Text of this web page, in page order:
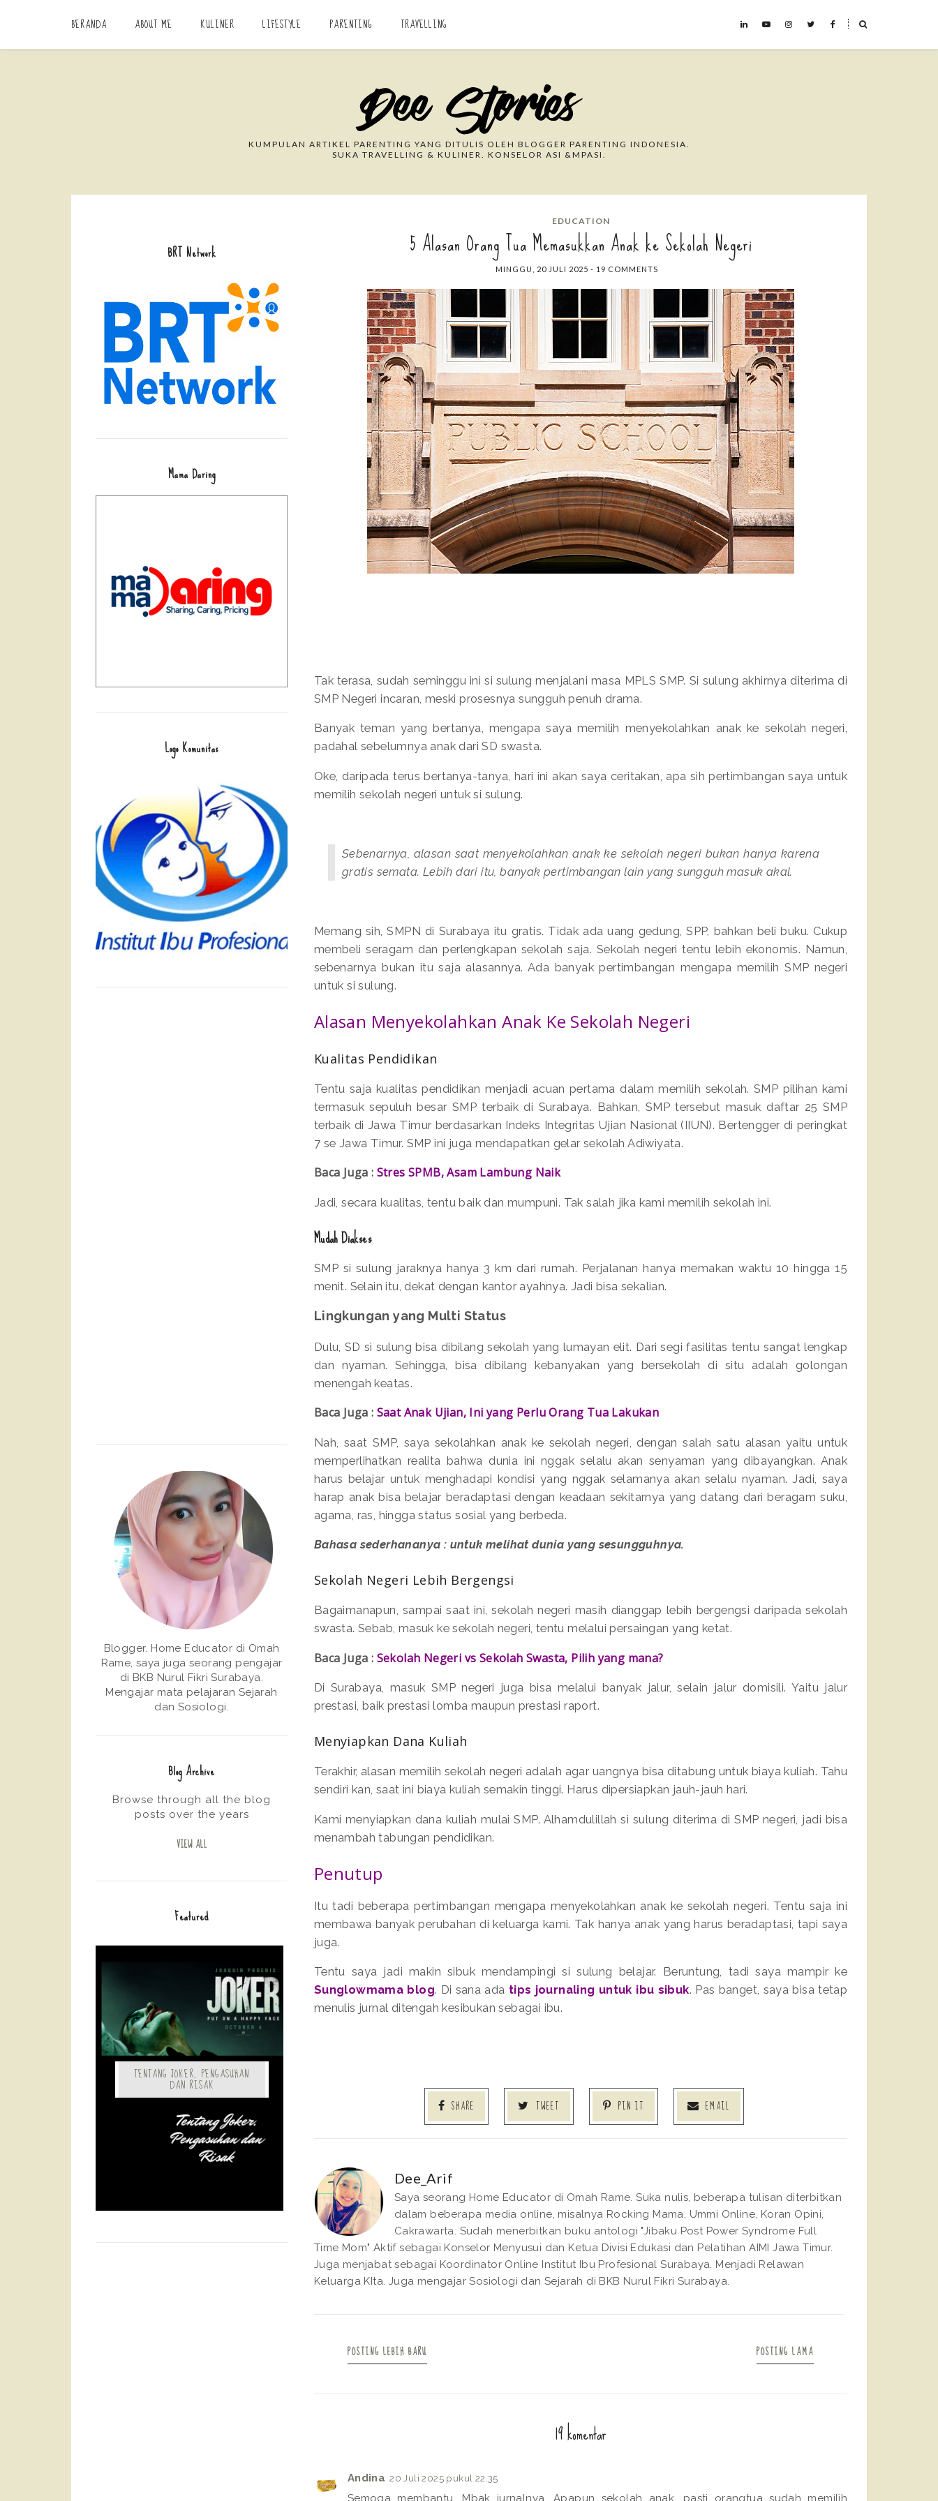
BERANDA ABOUT ME KULINER LIFESTYLE PARENTING TRAVELLING ˟
Search This Blog
KUMPULAN ARTIKEL PARENTING YANG DITULIS OLEH BLOGGER PARENTING INDONESIA.
SUKA TRAVELLING & KULINER. KONSELOR ASI &MPASI.
EDUCATION
5 Alasan Orang Tua Memasukkan Anak ke Sekolah Negeri
MINGGU, 20 JULI 2025 - 19 COMMENTS
Tak terasa, sudah seminggu ini si sulung menjalani masa MPLS SMP. Si sulung akhirnya diterima di
SMP Negeri incaran, meski prosesnya sungguh penuh drama.
Banyak teman yang bertanya, mengapa saya memilih menyekolahkan anak ke sekolah negeri,
padahal sebelumnya anak dari SD swasta.
Oke, daripada terus bertanya-tanya, hari ini akan saya ceritakan, apa sih pertimbangan saya untuk
memilih sekolah negeri untuk si sulung.
Sebenarnya, alasan saat menyekolahkan anak ke sekolah negeri bukan hanya karena
gratis semata. Lebih dari itu, banyak pertimbangan lain yang sungguh masuk akal.
Memang sih, SMPN di Surabaya itu gratis. Tidak ada uang gedung, SPP, bahkan beli buku. Cukup
membeli seragam dan perlengkapan sekolah saja. Sekolah negeri tentu lebih ekonomis. Namun,
sebenarnya bukan itu saja alasannya. Ada banyak pertimbangan mengapa memilih SMP negeri
untuk si sulung.
Alasan Menyekolahkan Anak Ke Sekolah Negeri
Kualitas Pendidikan
Tentu saja kualitas pendidikan menjadi acuan pertama dalam memilih sekolah. SMP pilihan kami
termasuk sepuluh besar SMP terbaik di Surabaya. Bahkan, SMP tersebut masuk daftar 25 SMP
terbaik di Jawa Timur berdasarkan Indeks Integritas Ujian Nasional (IIUN). Bertengger di peringkat
7 se Jawa Timur. SMP ini juga mendapatkan gelar sekolah Adiwiyata.
Baca Juga : Stres SPMB, Asam Lambung Naik
Jadi, secara kualitas, tentu baik dan mumpuni. Tak salah jika kami memilih sekolah ini.
Mudah Diakses
SMP si sulung jaraknya hanya 3 km dari rumah. Perjalanan hanya memakan waktu 10 hingga 15
menit. Selain itu, dekat dengan kantor ayahnya. Jadi bisa sekalian.
Lingkungan yang Multi Status
Dulu, SD si sulung bisa dibilang sekolah yang lumayan elit. Dari segi fasilitas tentu sangat lengkap
dan nyaman. Sehingga, bisa dibilang kebanyakan yang bersekolah di situ adalah golongan
menengah keatas.
Baca Juga : Saat Anak Ujian, Ini yang Perlu Orang Tua Lakukan
Nah, saat SMP, saya sekolahkan anak ke sekolah negeri, dengan salah satu alasan yaitu untuk
memperlihatkan realita bahwa dunia ini nggak selalu akan senyaman yang dibayangkan. Anak
harus belajar untuk menghadapi kondisi yang nggak selamanya akan selalu nyaman. Jadi, saya
harap anak bisa belajar beradaptasi dengan keadaan sekitarnya yang datang dari beragam suku,
agama, ras, hingga status sosial yang berbeda.
Bahasa sederhananya : untuk melihat dunia yang sesungguhnya.
Sekolah Negeri Lebih Bergengsi
Bagaimanapun, sampai saat ini, sekolah negeri masih dianggap lebih bergengsi daripada sekolah
swasta. Sebab, masuk ke sekolah negeri, tentu melalui persaingan yang ketat.
Baca Juga : Sekolah Negeri vs Sekolah Swasta, Pilih yang mana?
Di Surabaya, masuk SMP negeri juga bisa melalui banyak jalur, selain jalur domisili. Yaitu jalur
prestasi, baik prestasi lomba maupun prestasi raport.
Menyiapkan Dana Kuliah
Terakhir, alasan memilih sekolah negeri adalah agar uangnya bisa ditabung untuk biaya kuliah. Tahu
sendiri kan, saat ini biaya kuliah semakin tinggi. Harus dipersiapkan jauh-jauh hari.
Kami menyiapkan dana kuliah mulai SMP. Alhamdulillah si sulung diterima di SMP negeri, jadi bisa
menambah tabungan pendidikan.
Penutup
Itu tadi beberapa pertimbangan mengapa menyekolahkan anak ke sekolah negeri. Tentu saja ini
membawa banyak perubahan di keluarga kami. Tak hanya anak yang harus beradaptasi, tapi saya
juga.
Tentu saya jadi makin sibuk mendampingi si sulung belajar. Beruntung, tadi saya mampir ke
Sunglowmama blog. Di sana ada tips journaling untuk ibu sibuk. Pas banget, saya bisa tetap
menulis jurnal ditengah kesibukan sebagai ibu.
SHARE TWEET PIN IT EMAIL
Dee_Arif
Saya seorang Home Educator di Omah Rame. Suka nulis, beberapa tulisan diterbitkan
dalam beberapa media online, misalnya Rocking Mama, Ummi Online, Koran Opini,
Cakrawarta. Sudah menerbitkan buku antologi "Jibaku Post Power Syndrome Full
Time Mom" Aktif sebagai Konselor Menyusui dan Ketua Divisi Edukasi dan Pelatihan AIMI Jawa Timur.
Juga menjabat sebagai Koordinator Online Institut Ibu Profesional Surabaya. Menjadi Relawan
Keluarga KIta. Juga mengajar Sosiologi dan Sejarah di BKB Nurul Fikri Surabaya.
POSTING LEBIH BARU POSTING LAMA
19 komentar
Andina 20 Juli 2025 pukul 22.35
Semoga membantu, Mbak jurnalnya. Apapun sekolah anak, pasti orangtua sudah memilih
BRT Network
Mama Daring
Logo Komunitas
Blogger. Home Educator di Omah
Rame, saya juga seorang pengajar
di BKB Nurul Fikri Surabaya.
Mengajar mata pelajaran Sejarah
dan Sosiologi.
Blog Archive
Browse through all the blog
posts over the years
VIEW ALL
Featured
TENTANG JOKER, PENGASUHAN
DAN RISAK